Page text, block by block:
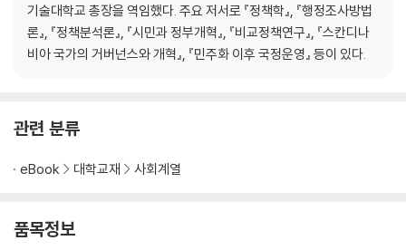
기술대학교 총장을 역임했다. 주요 저서로 『정책학』, 『행정조사방법
론』, 『정책분석론』, 『시민과 정부개혁』, 『비교정책연구』, 『스칸디나
비아 국가의 거버넌스와 개혁』, 『민주화 이후 국정운영』 등이 있다.
관련 분류
eBook 대학교재 사회계열
품목정보